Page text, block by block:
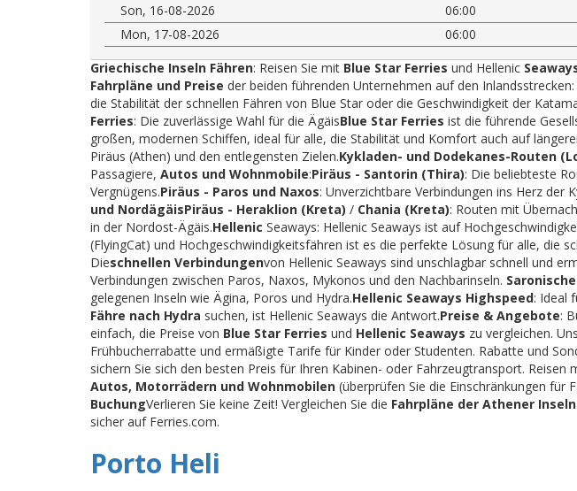
Son, 16-08-2026
06:00
Mon, 17-08-2026
06:00
Griechische Inseln Fähren: Reisen Sie mit Blue Star Ferries und Hellenic
Fahrpläne und Preise der beiden führenden Unternehmen auf den
die Stabilität der schnellen Fähren von Blue Star oder die Geschwindigkeit der
Ferries: Die zuverlässige Wahl für die ÄgäisBlue Star Ferries ist die führende
großen, modernen Schiffen, ideal für alle, die Stabilität und Komfort auch auf
Piräus (Athen) und den entlegensten Zielen.Kykladen- und Dodekanes-Routen
Passagiere, Autos und Wohnmobile:Piräus - Santorin (Thira): Die beliebteste
Vergnügens.Piräus - Paros und Naxos: Unverzichtbare Verbindungen ins Herz der
und NordägäisPiräus - Heraklion (Kreta) / Chania (Kreta): Routen mit
in der Nordost-Ägäis.Hellenic Seaways: Hellenic Seaways ist auf
(FlyingCat) und Hochgeschwindigkeitsfähren ist es die perfekte Lösung für alle, die
Dieschnellen Verbindungenvon Hellenic Seaways sind unschlagbar schnell und
Verbindungen zwischen Paros, Naxos, Mykonos und den Nachbarinseln. Saronische
gelegenen Inseln wie Ägina, Poros und Hydra.Hellenic Seaways Highspeed: Ideal
Fähre nach Hydra suchen, ist Hellenic Seaways die Antwort.Preise & Angebote:
einfach, die Preise von Blue Star Ferries und Hellenic Seaways zu vergleichen.
Frühbucherrabatte und ermäßigte Tarife für Kinder oder Studenten. Rabatte und
sichern Sie sich den besten Preis für Ihren Kabinen- oder Fahrzeugtransport.
Autos, Motorrädern und Wohnmobilen (überprüfen Sie die Einschränkungen für
BuchungVerlieren Sie keine Zeit! Vergleichen Sie die Fahrpläne der Athener
sicher auf Ferries.com.
Porto Heli